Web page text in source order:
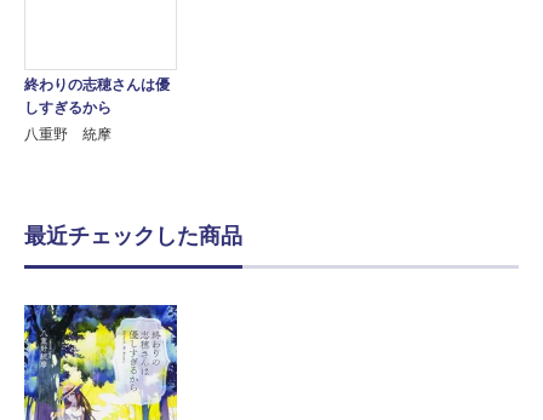
終わりの志穂さんは優
しすぎるから
八重野 統摩
最近チェックした商品